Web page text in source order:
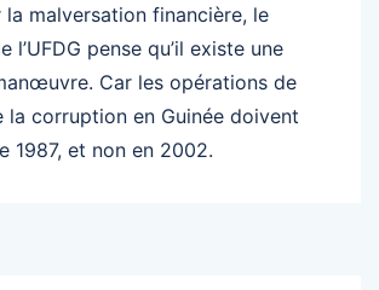
la malversation financière, le
l’UFDG pense qu’il existe une
Car les opérations de
la corruption en Guinée doivent
1987, et non en 2002.